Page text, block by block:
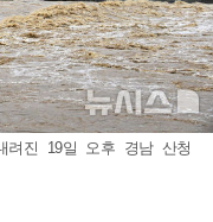
려진 19일 오후 경남 산청